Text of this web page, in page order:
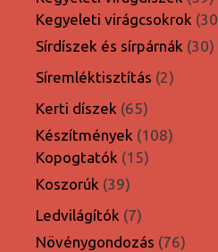
Kegyeleti virágcsokrok 30
Sírdíszek és sírpárnák 3030
Síremléktisztítás 22
Kerti díszek 6565
termék
Készítmények 108108
Kopogtatók 1515
Koszorúk 3939
termék
Ledvilágítók 77
termék
Növénygondozás 7676